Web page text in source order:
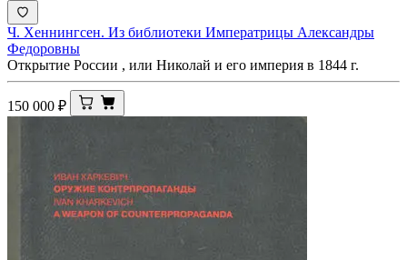
Ч. Хеннингсен. Из библиотеки Императрицы Александры
Федоровны
Открытие России , или Николай и его империя в 1844 г.
150 000 ₽